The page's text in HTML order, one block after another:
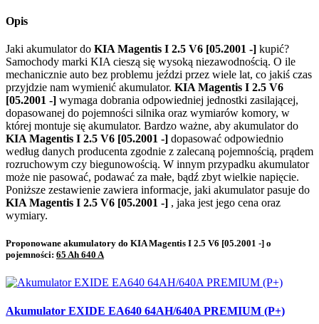
Opis
Jaki akumulator do KIA Magentis I 2.5 V6 [05.2001 -] kupić?
Samochody marki KIA cieszą się wysoką niezawodnością. O ile
mechanicznie auto bez problemu jeździ przez wiele lat, co jakiś czas
przyjdzie nam wymienić akumulator. KIA Magentis I 2.5 V6
[05.2001 -] wymaga dobrania odpowiedniej jednostki zasilającej,
dopasowanej do pojemności silnika oraz wymiarów komory, w
której montuje się akumulator. Bardzo ważne, aby akumulator do
KIA Magentis I 2.5 V6 [05.2001 -] dopasować odpowiednio
według danych producenta zgodnie z zalecaną pojemnością, prądem
rozruchowym czy biegunowością. W innym przypadku akumulator
może nie pasować, podawać za małe, bądź zbyt wielkie napięcie.
Poniższe zestawienie zawiera informacje, jaki akumulator pasuje do
KIA Magentis I 2.5 V6 [05.2001 -] , jaka jest jego cena oraz
wymiary.
Proponowane akumulatory do KIA Magentis I 2.5 V6 [05.2001 -] o
pojemności: 65 Ah 640 A
Akumulator EXIDE EA640 64AH/640A PREMIUM (P+)